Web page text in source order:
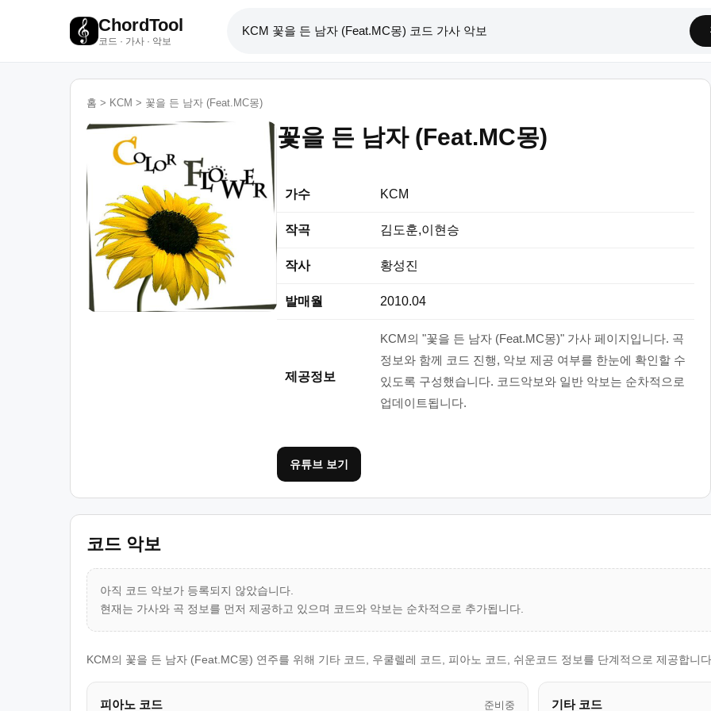
ChordTool
코드 · 가사 · 악보
홈 > KCM > 꽃을 든 남자 (Feat.MC몽)
꽃을 든 남자 (Feat.MC몽)
가수 KCM
작곡 김도훈,이현승
작사 황성진
발매월 2010.04
제공정보
KCM의 "꽃을 든 남자 (Feat.MC몽)" 가사 페이지입니다. 곡
정보와 함께 코드 진행, 악보 제공 여부를 한눈에 확인할 수
있도록 구성했습니다. 코드악보와 일반 악보는 순차적으로
업데이트됩니다.
유튜브 보기
코드 악보
아직 코드 악보가 등록되지 않았습니다.
현재는 가사와 곡 정보를 먼저 제공하고 있으며 코드와 악보는 순차적으로 추가됩니다.
KCM의 꽃을 든 남자 (Feat.MC몽) 연주를 위해 기타 코드, 우쿨렐레 코드, 피아노 코드, 쉬운코드 정보를 단계적으로 제공합니다.
피아노 코드 준비중 기타 코드